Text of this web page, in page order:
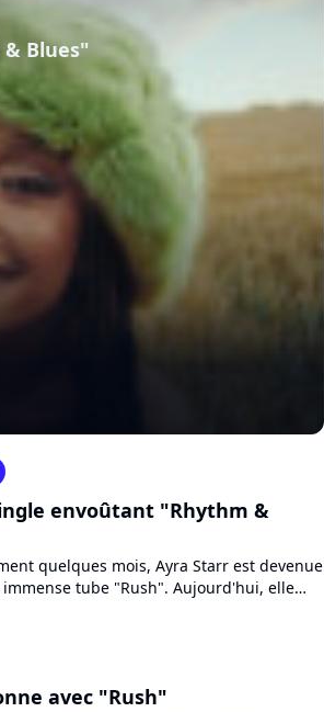
Blues"
envoûtant "Rhythm &
quelques mois, Ayra Starr est devenue
tube "Rush". Aujourd'hui, elle
single...
avec "Rush"